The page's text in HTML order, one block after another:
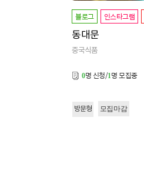
블로그 인스타그램
동대문
중국식품
0명 신청/1명 모집중
방문형 모집마감